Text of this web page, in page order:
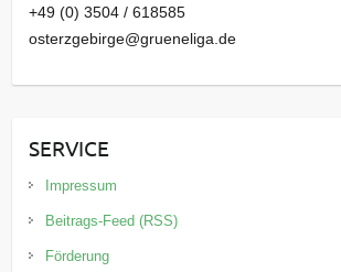
+49 (0) 3504 / 618585
osterzgebirge@grueneliga.de
SERVICE
Impressum
Beitrags-Feed (RSS)
Förderung